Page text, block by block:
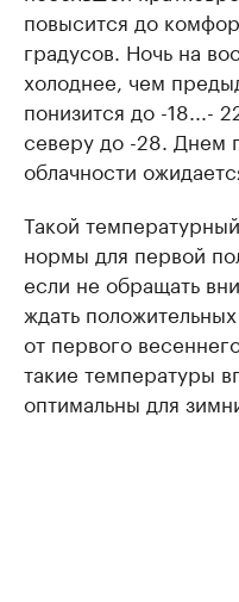
повысится до
градусов. Ночь на
холоднее, чем
понизится до -18...-
северу до -28. Днем
облачности
Такой
нормы для первой
если не обращать
ждать
от первого
такие температуры
оптимальны для